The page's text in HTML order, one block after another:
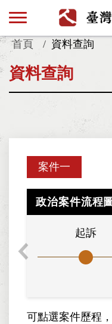
首頁 資料查詢
資料查詢
案件一
政治案件流程圖
起訴
可點選案件歷程